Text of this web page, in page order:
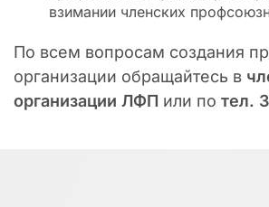
взимании членских
По всем вопросам создания
организации обращайтесь в
организации ЛФП или по тел.